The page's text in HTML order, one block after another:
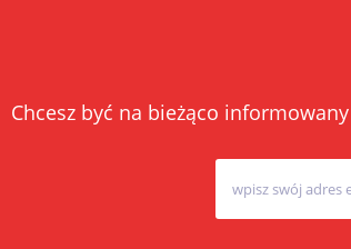
Chcesz być na bieżąco